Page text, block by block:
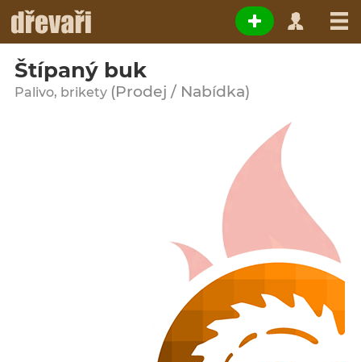
Štípaný buk
Palivo, brikety (Prodej / Nabídka)